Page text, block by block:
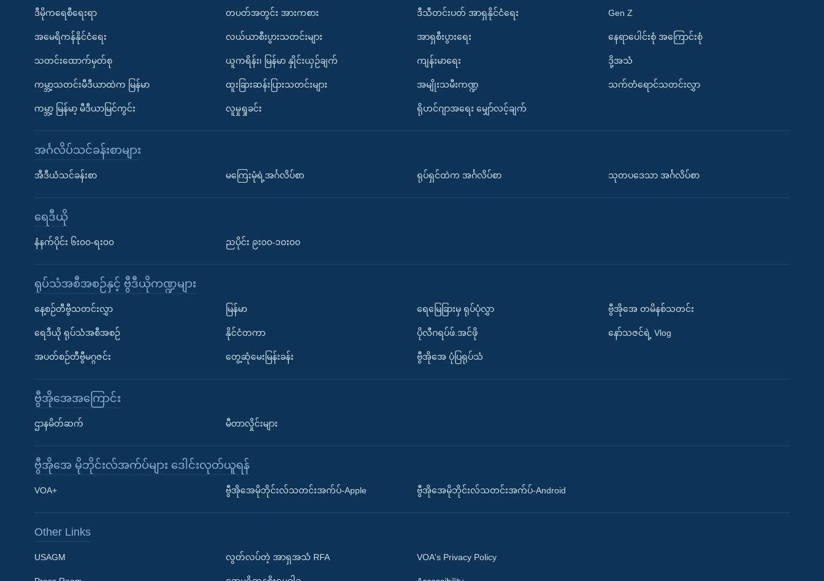
Learning English
ဒီမိုကရေစီရေးရာ
အမေရိကန်နိုင်ငံရေး
သတင်းထောက်မှတ်စု
ကမ္ဘာ့သတင်းမီဒီယာထဲက မြန်မာ
ကမ္ဘာ့ မြန်မာ့ မီဒီယာမြင်ကွင်း
တပတ်အတွင်း အားကစား
လယ်ယာစီးပွားသတင်းများ
ယူကရိန်း၊ မြန်မာ နှိုင်းယှဉ်ချက်
ထူးခြားဆန်းပြားသတင်းများ
လူမှုရှုခင်း
ဒီသီတင်းပတ် အာရှနိုင်ငံရေး
အာရှစီးပွားရေး
ကျန်းမာရေး
အမျိုးသမီးကဏ္ဍ
ရိုဟင်ဂျာအရေး မျှော်လင့်ချက်
Gen Z
နေရာပေါင်းစုံ အကြောင်းစုံ
ဒို့အသံ
သက်တံရောင်သတင်းလွှာ
အင်္ဂလိပ်သင်ခန်းစာများ
အီဒီယံသင်ခန်းစာ မကြေးမုံရဲ့အင်္ဂလိပ်စာ ရုပ်ရှင်ထဲက အင်္ဂလိပ်စာ သုတပဒေသာ အင်္ဂလိပ်စာ
ရေဒီယို
နံနက်ပိုင်း ၆း၀၀-ရး၀၀ ညပိုင်း ၉း၀၀-၁၀း၀၀
ရုပ်သံအစီအစဉ်နှင့် ဗွီဒီယိုကဏ္ဍများ
နေ့စဉ်တီဗွီသတင်းလွှာ
ရေဒီယို ရုပ်သံအစီအစဉ်
အပတ်စဉ်တီဗွီမဂ္ဂဇင်း
မြန်မာ
နိုင်ငံတကာ
တွေ့ဆုံမေးမြန်းခန်း
ရေမြေခြားမှ ရုပ်ပုံလွှာ
ပိုလီဂရပ်ဖ်.အင်ဖို
ဗွီအိုအေ ပုံပြရုပ်သံ
ဗွီအိုအေ တမိနစ်သတင်း
နော်သဇင်ရဲ့ Vlog
ဗွီအိုအေအကြောင်း
ဌာနမိတ်ဆက် မီတာလှိုင်းများ
ဗွီအိုအေ မိုဘိုင်းလ်အက်ပ်များ ဒေါင်းလုတ်ယူရန်
VOA+ ဗွီအိုအေမိုဘိုင်းလ်သတင်းအက်ပ်-Apple ဗွီအိုအေမိုဘိုင်းလ်သတင်းအက်ပ်-Android
Other Links
USAGM လွတ်လပ်တဲ့ အာရှအသံ RFA VOA's Privacy Policy